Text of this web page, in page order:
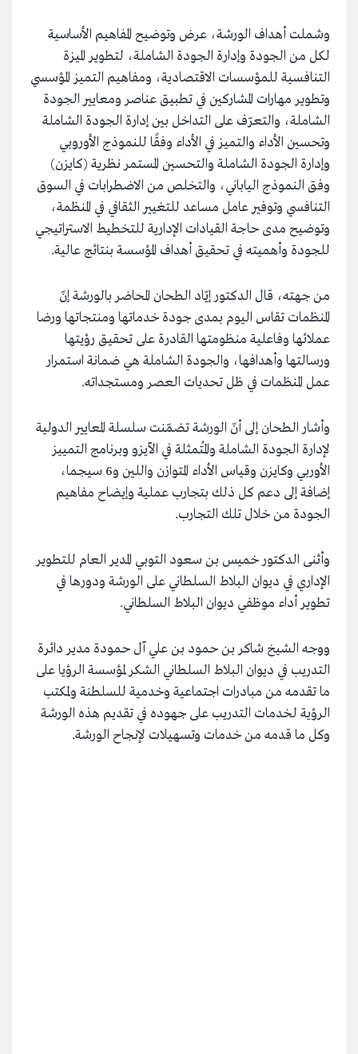
وشملت أهداف الورشة، عرض وتوضيح المفاهيم الأساسية
لكل من الجودة وإدارة الجودة الشاملة، لتطوير الميزة
التنافسية للمؤسسات الاقتصادية، ومفاهيم التميز المؤسسي
وتطوير مهارات المشاركين في تطبيق عناصر ومعايير الجودة
الشاملة، والتعرّف على التداخل بين إدارة الجودة الشاملة
وتحسين الأداء والتميز في الأداء وفقًا للنموذج الأوروبي
وإدارة الجودة الشاملة والتحسين المستمر نظرية (كايزن)
وفق النموذج الياباني، والتخلص من الاضطرابات في السوق
التنافسي وتوفير عامل مساعد للتغيير الثقافي في المنظمة،
وتوضيح مدى حاجة القيادات الإدارية للتخطيط الاستراتيجي
للجودة وأهميته في تحقيق أهداف المؤسسة بنتائج عالية.
من جهته، قال الدكتور إيّاد الطحان المحاضر بالورشة إنّ
المنظمات تقاس اليوم بمدى جودة خدماتها ومنتجاتها ورضا
عملائها وفاعلية منظومتها القادرة على تحقيق رؤيتها
ورسالتها وأهدافها، والجودة الشاملة هي ضمانة استمرار
عمل المنظمات في ظل تحديات العصر ومستجداته.
وأشار الطحان إلى أنّ الورشة تضمّنت سلسلة المعايير الدولية
لإدارة الجودة الشاملة والمُتمثلة في الآيزو وبرنامج التمييز
الأوربي وكايزن وقياس الأداء المتوازن واللين و6 سيجما،
إضافة إلى دعم كل ذلك بتجارب عملية وإيضاح مفاهيم
الجودة من خلال تلك التجارب.
وأثنى الدكتور خميس بن سعود التوبي المدير العام للتطوير
الإداري في ديوان البلاط السلطاني على الورشة ودورها في
تطوير أداء موظفي ديوان البلاط السلطاني.
ووجه الشيخ شاكر بن حمود بن علي آل حمودة مدير دائرة
التدريب في ديوان البلاط السلطاني الشكر لمؤسسة الرؤيا على
ما تقدمه من مبادرات اجتماعية وخدمية للسلطنة ولمكتب
الرؤية لخدمات التدريب على جهوده في تقديم هذه الورشة
وكل ما قدمه من خدمات وتسهيلات لإنجاح الورشة.